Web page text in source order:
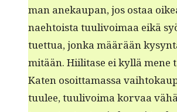
man anekau­pan, jos ostaa
nae­htoista tuulivoimaa eikä
tuet­tua, jon­ka määrään
mitään. Hiil­i­tase ei kyl­lä mene
Kat­en osoit­ta­mas­sa
tuulee, tuulivoima kor­vaa